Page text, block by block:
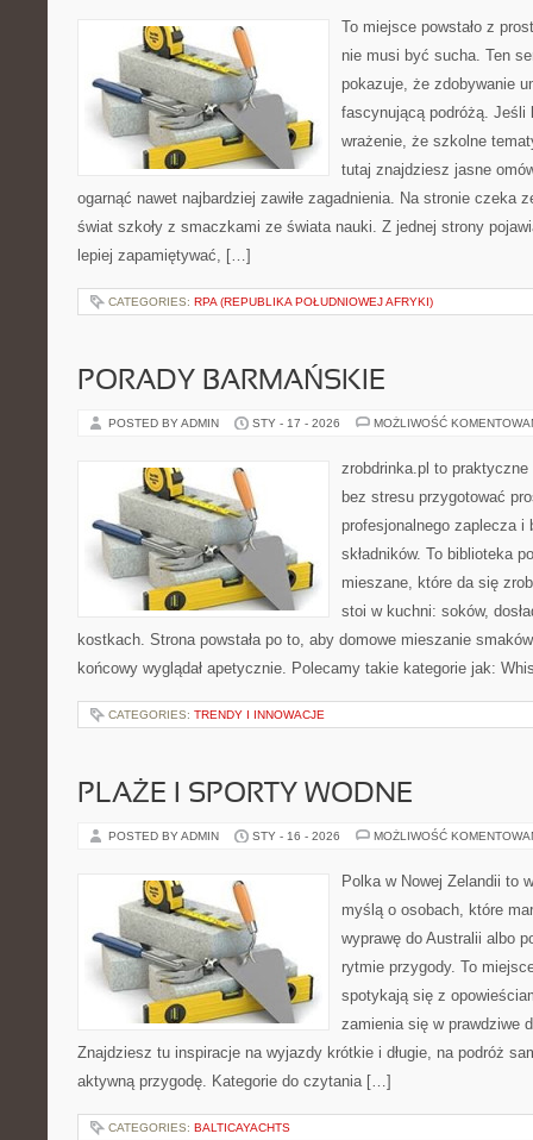
To miejsce powstało z
nie musi być sucha. Ten
pokazuje, że zdobywanie
fascynującą podróżą. Jeśli
wrażenie, że szkolne
tutaj znajdziesz jasne
ogarnąć nawet najbardziej zawiłe zagadnienia. Na stronie czeka
świat szkoły z smaczkami ze świata nauki. Z jednej strony
lepiej zapamiętywać, […]
CATEGORIES: RPA (REPUBLIKA POŁUDNIOWEJ AFRYKI)
PORADY BARMAŃSKIE
POSTED BY ADMIN STY - 17 - 2026 MOŻLIWOŚĆ
zrobdrinka.pl to
bez stresu przygotować
profesjonalnego zaplecza i
składników. To biblioteka
mieszane, które da się
stoi w kuchni: soków,
kostkach. Strona powstała po to, aby domowe mieszanie
końcowy wyglądał apetycznie. Polecamy takie kategorie jak:
CATEGORIES: TRENDY I INNOWACJE
PLAŻE I SPORTY WODNE
POSTED BY ADMIN STY - 16 - 2026 MOŻLIWOŚĆ
Polka w Nowej Zelandii to
myślą o osobach, które
wyprawę do Australii albo
rytmie przygody. To
spotykają się z
zamienia się w prawdziwe
Znajdziesz tu inspiracje na wyjazdy krótkie i długie, na podróż
aktywną przygodę. Kategorie do czytania […]
CATEGORIES: BALTICAYACHTS